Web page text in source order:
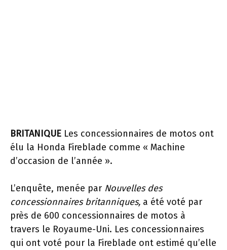
BRITANIQUE Les concessionnaires de motos ont
élu la Honda Fireblade comme « Machine
d’occasion de l’année ».
L’enquête, menée par Nouvelles des
concessionnaires britanniques, a été voté par
près de 600 concessionnaires de motos à
travers le Royaume-Uni. Les concessionnaires
qui ont voté pour la Fireblade ont estimé qu’elle